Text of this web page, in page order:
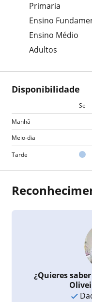
Primaria
Ensino
Ensino Médio
Adultos
Disponibilidade
Se
Manhã
Meio-dia
Tarde
¿Quieres